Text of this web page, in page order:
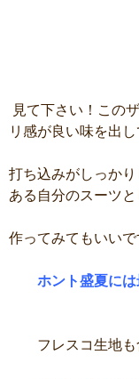
見て下さい！この
リ感が良い味を出し
打ち込みがしっか
ある自分のスーツと
作ってみてもいいで
ホント盛夏には
フレスコ生地も